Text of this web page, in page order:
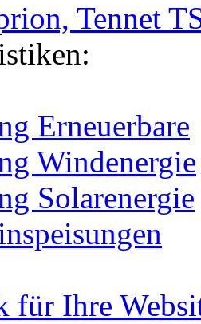
Tennet
Erneuerbare
Windenergie
Solarenergie
für Ihre